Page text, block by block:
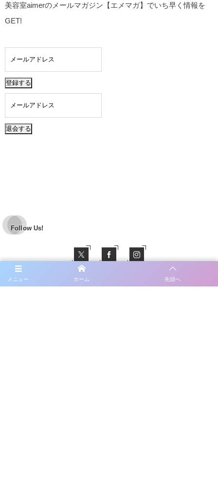
美容室aimerのメールマガジン【エメマガ】でいち早く情報を
GET!
Follow Us!
メニュー ホーム 先頭へ